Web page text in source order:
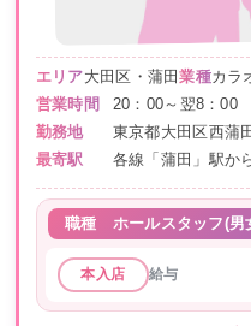
エリア大田区・蒲田業種カラ
営業時間
20：00～翌8：00
勤務地
東京都大田区西
最寄駅
各線「蒲田」駅か
職種 ホールスタッフ(男
本入店 給与